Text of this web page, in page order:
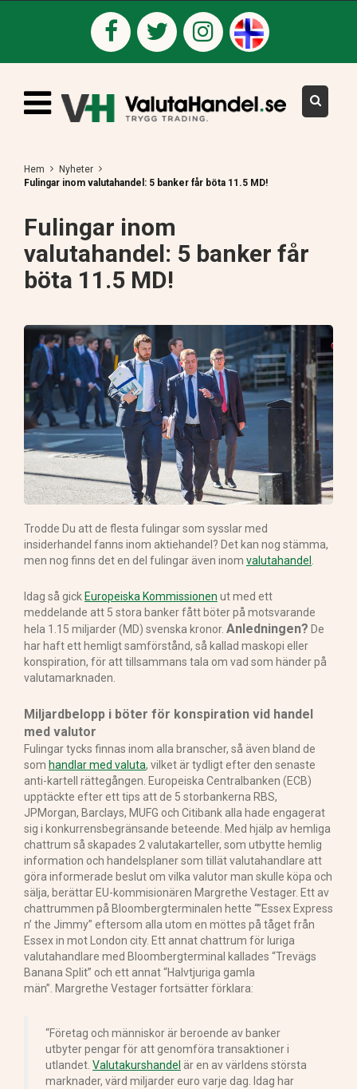
Hem
Nyheter
Fulingar inom valutahandel: 5 banker får böta 11.5 MD!
Fulingar inom
valutahandel: 5 banker får
böta 11.5 MD!
Trodde Du att de flesta fulingar som sysslar med
insiderhandel fanns inom aktiehandel? Det kan nog stämma,
men nog finns det en del fulingar även inom valutahandel .
Idag så gick Europeiska Kommissionen ut med ett
meddelande att 5 stora banker fått böter på motsvarande
hela 1.15 miljarder (MD) svenska kronor. Anledningen? De
har haft ett hemligt samförstånd, så kallad maskopi eller
konspiration, för att tillsammans tala om vad som händer på
valutamarknaden.
Miljardbelopp i böter för konspiration vid handel
med valutor
Fulingar tycks finnas inom alla branscher, så även bland de
som handlar med valuta, vilket är tydligt efter den senaste
anti-kartell rättegången. Europeiska Centralbanken (ECB)
upptäckte efter ett tips att de 5 storbankerna RBS,
JPMorgan, Barclays, MUFG och Citibank alla hade engagerat
sig i konkurrensbegränsande beteende. Med hjälp av hemliga
chattrum så skapades 2 valutakarteller, som utbytte hemlig
information och handelsplaner som tillät valutahandlare att
göra informerade beslut om vilka valutor man skulle köpa och
sälja, berättar EU-kommisionären Margrethe Vestager. Ett av
chattrummen på Bloombergterminalen hette “”Essex Express
n’ the Jimmy” eftersom alla utom en möttes på tåget från
Essex in mot London city. Ett annat chattrum för luriga
valutahandlare med Bloombergterminal kallades “Trevägs
Banana Split” och ett annat “Halvtjuriga gamla
män”. Margrethe Vestager fortsätter förklara:
“Företag och människor är beroende av banker
utbyter pengar för att genomföra transaktioner i
utlandet. Valutakurshandel är en av världens största
marknader, värd miljarder euro varje dag. Idag har